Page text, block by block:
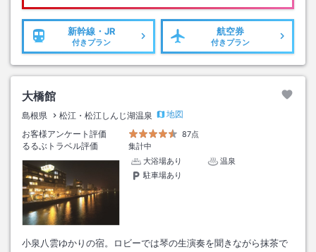
新幹線・JR
付きプラン
航空券
付きプラン
大橋館
島根県 松江・松江しんじ湖温泉
地図
お客様アンケート評価
87点
るるぶトラベル評価
集計中
大浴場あり
温泉
駐車場あり
小泉八雲ゆかりの宿。ロビーでは琴の生演奏を聞きながら抹茶で